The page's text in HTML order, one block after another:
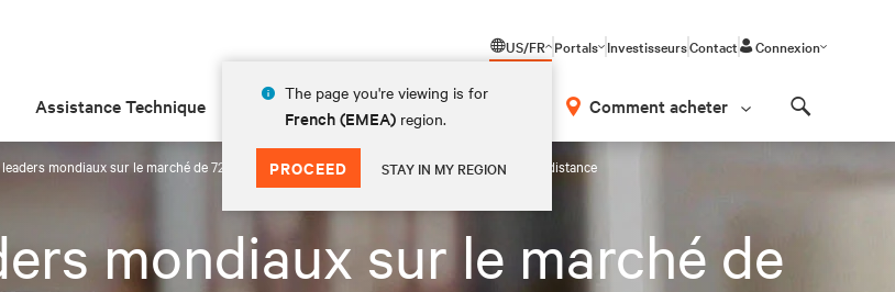
US/FR
The page you're viewing is for
French (EMEA) region.
PROCEED STAY IN MY REGION
Portals InvestisseursContact Connexion
Assistance Technique Insights À propos Comment acheter
mondiaux sur le marché de 720 millions de dollars des périphériques de gestion IT à distance
mondiaux sur le marché de